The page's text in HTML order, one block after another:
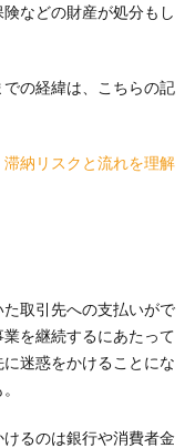
などの財産が処分もし
の経緯は、こちらの記
滞納リスクと流れを理解
取引先への支払いがで
を継続するにあたって
迷惑をかけることにな
るのは銀行や消費者金